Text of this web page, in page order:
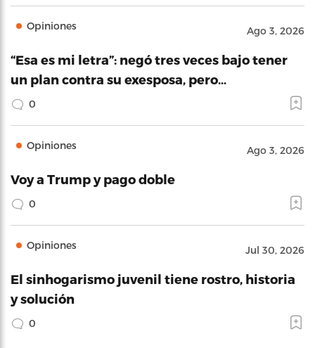
Opiniones Ago 3, 2026
“Esa es mi letra”: negó tres veces bajo tener
un plan contra su exesposa, pero…
0
Opiniones Ago 3, 2026
Voy a Trump y pago doble
0
Opiniones Jul 30, 2026
El sinhogarismo juvenil tiene rostro, historia
y solución
0